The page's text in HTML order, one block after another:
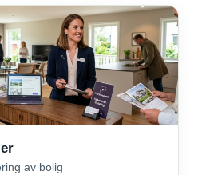
av bolig